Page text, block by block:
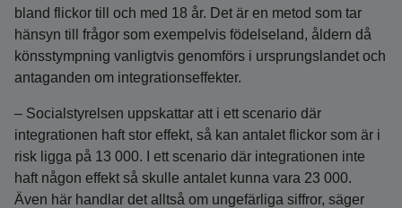
bland flickor till och med 18 år. Det är en metod som tar
hänsyn till frågor som exempelvis födelseland, åldern då
könsstympning vanligtvis genomförs i ursprungslandet och
antaganden om integrationseffekter.
– Socialstyrelsen uppskattar att i ett scenario där
integrationen haft stor effekt, så kan antalet flickor som är i
risk ligga på 13 000. I ett scenario där integrationen inte
haft någon effekt så skulle antalet kunna vara 23 000.
Även här handlar det alltså om ungefärliga siffror, säger